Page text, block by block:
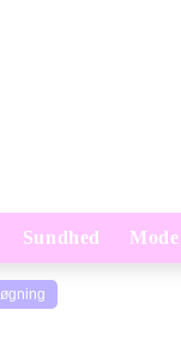
Sundhed Mode